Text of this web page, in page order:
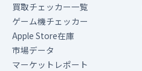
買取チェッカー一覧
ゲーム機チェッカー
Apple Store在庫
市場データ
マーケットレポート